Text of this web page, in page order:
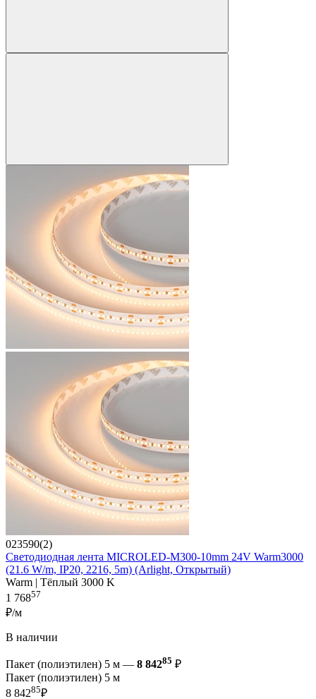
023590(2)
Светодиодная лента MICROLED-M300-10mm 24V Warm3000
(21.6 W/m, IP20, 2216, 5m) (Arlight, Открытый)
Warm | Тёплый 3000 K
1 76857
₽/м
В наличии
Пакет (полиэтилен) 5 м — 8 84285 ₽
Пакет (полиэтилен) 5 м
8 84285₽